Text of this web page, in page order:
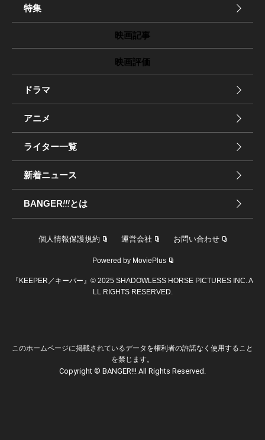
特集
映画記事
映画評価
ドラマ
アニメ
ライター一覧
新着ニュース
BANGER!!!とは
個人情報保護規約 運営会社 お問い合わせ
Powered by MoviePlus
『KEEPER／キーパー』© 2025 SHADOWLESS HORSE PICTURES INC. A
LL RIGHTS RESERVED.
このホームページに掲載されているデータを権利者の許諾なく使用すること
を禁じます。
Copyright © BANGER!!! All Rights Reserved.